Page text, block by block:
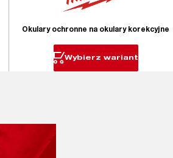
Okulary ochronne na okulary korekcyjne
Wybierz wariant